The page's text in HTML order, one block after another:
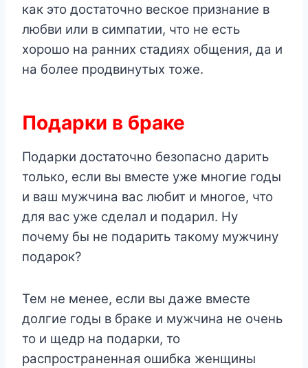
как это достаточно веское признание в
любви или в симпатии, что не есть
хорошо на ранних стадиях общения, да и
на более продвинутых тоже.
Подарки в браке
Подарки достаточно безопасно дарить
только, если вы вместе уже многие годы
и ваш мужчина вас любит и многое, что
для вас уже сделал и подарил. Ну
почему бы не подарить такому мужчину
подарок?
Тем не менее, если вы даже вместе
долгие годы в браке и мужчина не очень
то и щедр на подарки, то
распространенная ошибка женщины